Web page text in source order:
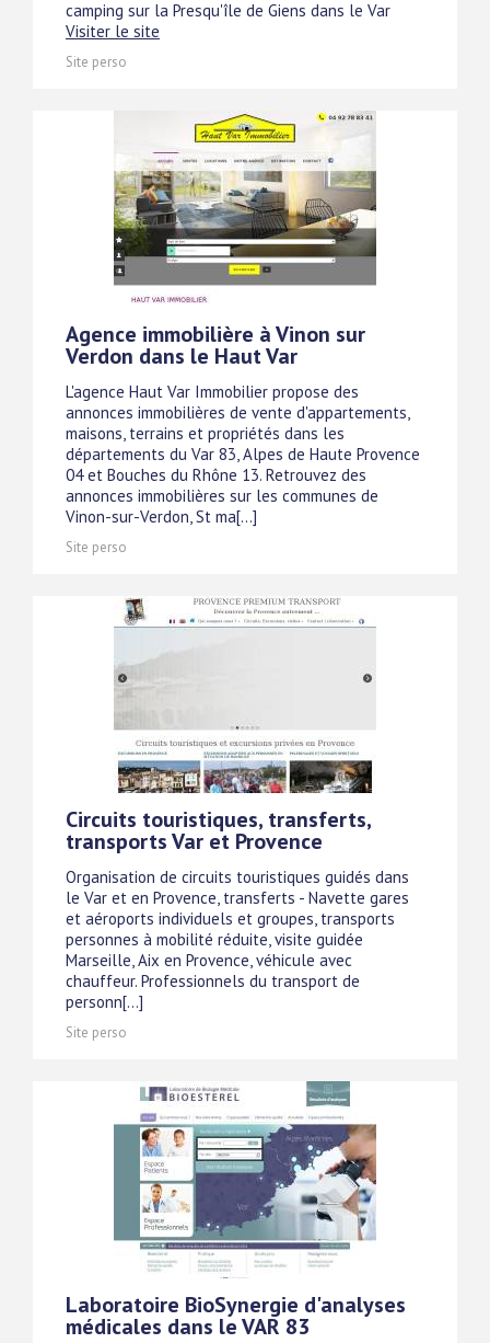
camping sur la Presqu'île de Giens dans le Var
Visiter le site
Site perso
Agence immobilière à Vinon sur
Verdon dans le Haut Var
L'agence Haut Var Immobilier propose des
annonces immobilières de vente d'appartements,
maisons, terrains et propriétés dans les
départements du Var 83, Alpes de Haute Provence
04 et Bouches du Rhône 13. Retrouvez des
annonces immobilières sur les communes de
Vinon-sur-Verdon, St ma[...]
Site perso
Circuits touristiques, transferts,
transports Var et Provence
Organisation de circuits touristiques guidés dans
le Var et en Provence, transferts - Navette gares
et aéroports individuels et groupes, transports
personnes à mobilité réduite, visite guidée
Marseille, Aix en Provence, véhicule avec
chauffeur. Professionnels du transport de
personn[...]
Site perso
Laboratoire BioSynergie d'analyses
médicales dans le VAR 83